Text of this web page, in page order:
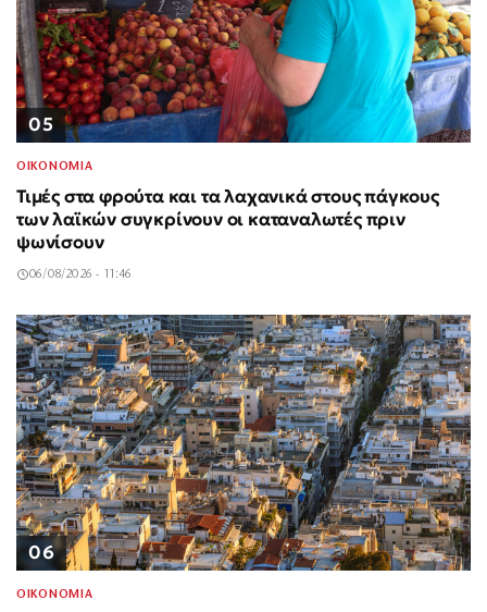
05
ΟΙΚΟΝΟΜΙΑ
Τιμές στα φρούτα και τα λαχανικά στους πάγκους
των λαϊκών συγκρίνουν οι καταναλωτές πριν
ψωνίσουν
06/08/2026 - 11:46
06
ΟΙΚΟΝΟΜΙΑ